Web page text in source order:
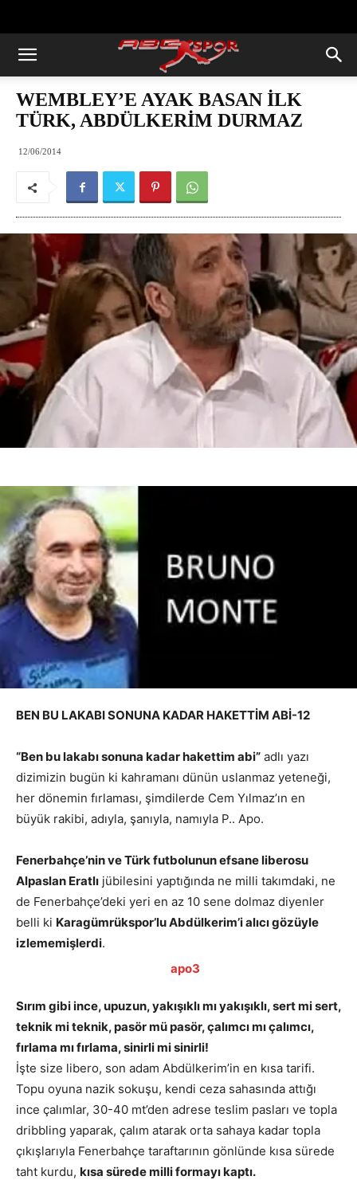
WEMBLEY’E AYAK BASAN İLK
TÜRK, ABDÜLKERİM DURMAZ
12/06/2014
BEN BU LAKABI SONUNA KADAR HAKETTİM ABİ-12
“Ben bu lakabı sonuna kadar hakettim abi” adlı yazı
dizimizin bugün ki kahramanı dünün uslanmaz yeteneği,
her dönemin fırlaması, şimdilerde Cem Yılmaz’ın en
büyük rakibi, adıyla, şanıyla, namıyla P.. Apo.
Fenerbahçe’nin ve Türk futbolunun efsane liberosu
Alpaslan Eratlı jübilesini yaptığında ne milli takımdaki, ne
de Fenerbahçe’deki yeri en az 10 sene dolmaz diyenler
belli ki Karagümrükspor’lu Abdülkerim’i alıcı gözüyle
izlememişlerdi.
Sırım gibi ince, upuzun, yakışıklı mı yakışıklı, sert mi sert,
teknik mi teknik, pasör mü pasör, çalımcı mı çalımcı,
fırlama mı fırlama, sinirli mi sinirli!
İşte size libero, son adam Abdülkerim’in en kısa tarifi.
Topu oyuna nazik sokuşu, kendi ceza sahasında attığı
ince çalımlar, 30-40 mt’den adrese teslim pasları ve topla
dribbling yaparak, çalım atarak orta sahaya kadar topla
çıkışlarıyla Fenerbahçe taraftarının gönlünde kısa sürede
taht kurdu, kısa sürede milli formayı kaptı.